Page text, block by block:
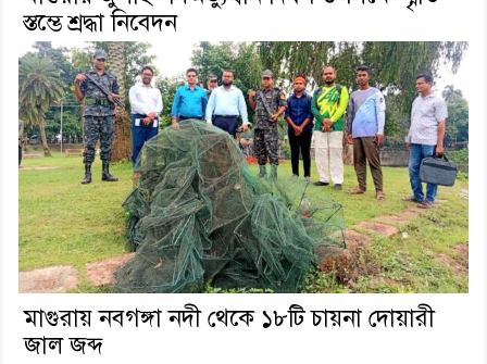
স্তম্ভে শ্রদ্ধা নিবেদন
মাগুরায় নবগঙ্গা নদী থেকে ১৮টি চায়না দোয়ারী
জাল জব্দ